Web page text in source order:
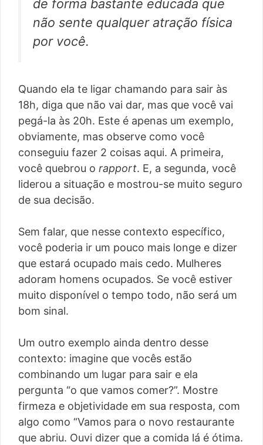
de forma bastante educada que
não sente qualquer atração física
por você.
Quando ela te ligar chamando para sair às
18h, diga que não vai dar, mas que você vai
pegá-la às 20h. Este é apenas um exemplo,
obviamente, mas observe como você
conseguiu fazer 2 coisas aqui. A primeira,
você quebrou o rapport. E, a segunda, você
liderou a situação e mostrou-se muito seguro
de sua decisão.
Sem falar, que nesse contexto específico,
você poderia ir um pouco mais longe e dizer
que estará ocupado mais cedo. Mulheres
adoram homens ocupados. Se você estiver
muito disponível o tempo todo, não será um
bom sinal.
Um outro exemplo ainda dentro desse
contexto: imagine que vocês estão
combinando um lugar para sair e ela
pergunta “o que vamos comer?”. Mostre
firmeza e objetividade em sua resposta, com
algo como “Vamos para o novo restaurante
que abriu. Ouvi dizer que a comida lá é ótima.